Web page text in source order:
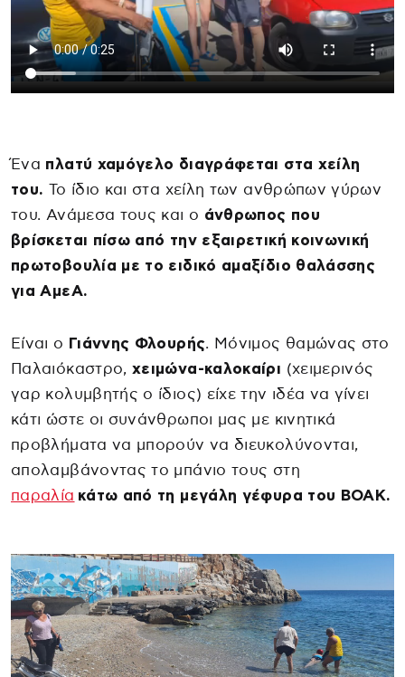
Ένα πλατύ χαμόγελο διαγράφεται στα χείλη
του. Το ίδιο και στα χείλη των ανθρώπων γύρων
του. Ανάμεσα τους και ο άνθρωπος που
βρίσκεται πίσω από την εξαιρετική κοινωνική
πρωτοβουλία με το ειδικό αμαξίδιο θαλάσσης
για ΑμεΑ.
Είναι ο Γιάννης Φλουρής. Μόνιμος θαμώνας στο
Παλαιόκαστρο, χειμώνα-καλοκαίρι (χειμερινός
γαρ κολυμβητής ο ίδιος) είχε την ιδέα να γίνει
κάτι ώστε οι συνάνθρωποι μας με κινητικά
προβλήματα να μπορούν να διευκολύνονται,
απολαμβάνοντας το μπάνιο τους στη
παραλία κάτω από τη μεγάλη γέφυρα του ΒΟΑΚ.